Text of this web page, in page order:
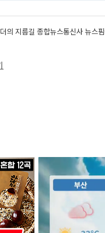
의 지름길 종합뉴스통신사 뉴